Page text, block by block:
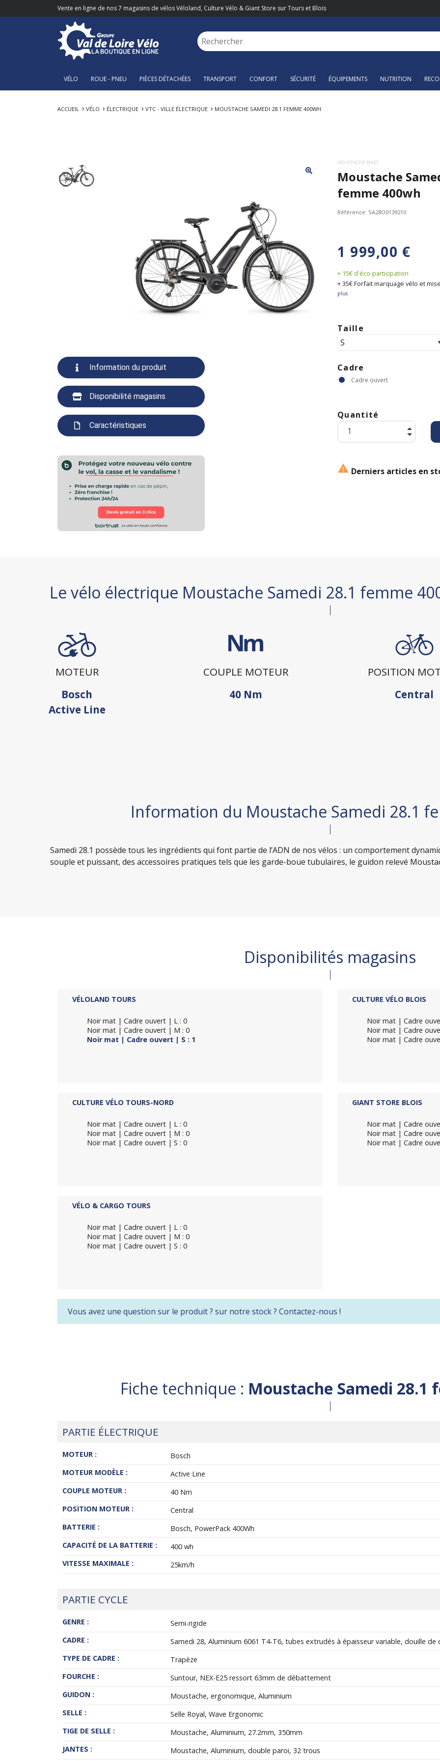
Vente en ligne de nos 7 magasins de vélos Véloland, Culture Vélo & Giant Store sur Tours et Blois
VÉLO ROUE - PNEU PIÈCES DÉTACHÉES TRANSPORT CONFORT SÉCURITÉ ÉQUIPEMENTS NUTRITION
ACCUEIL VÉLO ÉLECTRIQUE VTC - VILLE ÉLECTRIQUE MOUSTACHE SAMEDI 28.1 FEMME 400WH
Information du produit
Disponibilité magasins
Caractéristiques
MOUSTACHE BIKES
Moustache
femme 400wh
Référence: SA28O0139210
1 999,00 €
+ 15€ d'éco-participation
+ 35€ Forfait marquage vélo et
plus
Taille
Cadre
Cadre ouvert
Quantité
 Derniers articles en
Le vélo électrique Moustache Samedi 28.1 femme
MOTEUR
Bosch
Active Line
COUPLE MOTEUR
40 Nm
POSITION
Central
Information du Moustache Samedi 28.1
Samedi 28.1 possède tous les ingrédients qui font partie de l’ADN de nos vélos : un comportement
souple et puissant, des accessoires pratiques tels que les garde-boue tubulaires, le guidon relevé
Disponibilités magasins
VÉLOLAND TOURS
Noir mat | Cadre ouvert | L : 0
Noir mat | Cadre ouvert | M : 0
Noir mat | Cadre ouvert | S : 1
CULTURE VÉLO BLOIS
Noir mat | Cadre
Noir mat | Cadre
Noir mat | Cadre
CULTURE VÉLO TOURS-NORD
Noir mat | Cadre ouvert | L : 0
Noir mat | Cadre ouvert | M : 0
Noir mat | Cadre ouvert | S : 0
GIANT STORE BLOIS
Noir mat | Cadre
Noir mat | Cadre
Noir mat | Cadre
VÉLO & CARGO TOURS
Noir mat | Cadre ouvert | L : 0
Noir mat | Cadre ouvert | M : 0
Noir mat | Cadre ouvert | S : 0
Vous avez une question sur le produit ? sur notre stock ? Contactez-nous !
Fiche technique : Moustache Samedi 28.1
PARTIE ÉLECTRIQUE
MOTEUR :
Bosch
MOTEUR MODÈLE :
Active Line
COUPLE MOTEUR :
40 Nm
POSITION MOTEUR :
Central
BATTERIE :
Bosch, PowerPack 400Wh
CAPACITÉ DE LA BATTERIE :
400 wh
VITESSE MAXIMALE :
25km/h
PARTIE CYCLE
GENRE :
Semi-rigide
CADRE :
Samedi 28, Aluminium 6061 T4-T6, tubes extrudés à épaisseur variable, douille de
TYPE DE CADRE :
Trapèze
FOURCHE :
Suntour, NEX-E25 ressort 63mm de débattement
GUIDON :
Moustache, ergonomique, Aluminium
SELLE :
Selle Royal, Wave Ergonomic
TIGE DE SELLE :
Moustache, Aluminium, 27.2mm, 350mm
JANTES :
Moustache, Aluminium, double paroi, 32 trous